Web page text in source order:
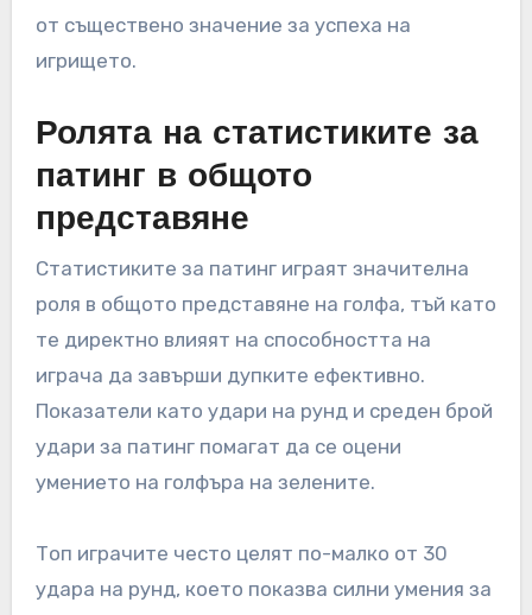
от съществено значение за успеха на
игрището.
Ролята на статистиките за
патинг в общото
представяне
Статистиките за патинг играят значителна
роля в общото представяне на голфа, тъй като
те директно влияят на способността на
играча да завърши дупките ефективно.
Показатели като удари на рунд и среден брой
удари за патинг помагат да се оцени
умението на голфъра на зелените.
Топ играчите често целят по-малко от 30
удара на рунд, което показва силни умения за